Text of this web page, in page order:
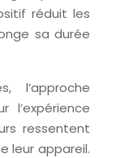
réduit les
sa durée
l’approche
ressentent
leur appareil.